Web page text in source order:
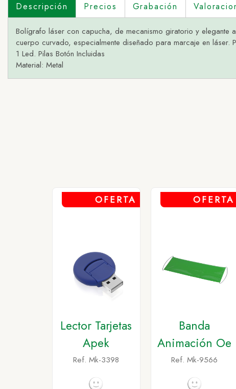
Descripción Precios Grabación
Bolígrafo láser con capucha, de mecanismo giratorio y
cuerpo curvado, especialmente diseñado para marcaje en
1 Led. Pilas Botón Incluidas
Material: Metal
OFERTA
Lector Tarjetas
Apek
Ref. Mk-3398
OFERTA
Banda
Animación Oe
Ref. Mk-9566